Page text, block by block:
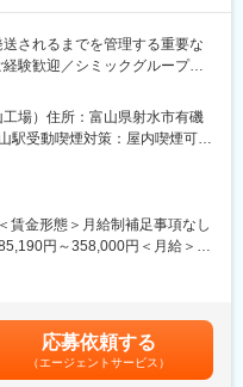
に「人と人」とのお付き合い
た。
しての感謝の念を持ちながら
間60分、残業時間も月20H前後
ンスは整えやすいです。
ルアップ＆ダウン・工業化検
危険物製剤対応などを展開し
トル容器ライン（2,000万本）
万本）
率的な生産が可能
可された第2製造棟
されるまでを管理する重要な
験歓迎／シミックグループの
務をご担当いただきます。
せします。
品在庫の報告業務
フォークリフト使用）
場）住所：富山県射水市有磯
駅受動喫煙対策：屋内喫煙可能
事業所
賃金形態＞月給制補足事項なし
円～358,000円＜月給＞
能性があります。月給(月額)は固
応募依頼する
（エージェントサービス）